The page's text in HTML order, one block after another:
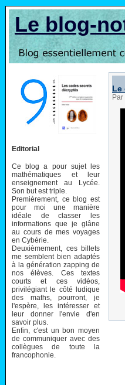
Le blog-
Editorial
Ce blog a pour sujet les
mathématiques et leur
enseignement au Lycée.
Son but est triple.
Premièrement, ce blog est
pour moi une manière
idéale de classer les
informations que je glâne
au cours de mes voyages
en Cybérie.
Deuxièmement, ces billets
me semblent bien adaptés
à la génération zapping de
nos élèves. Ces textes
courts et ces vidéos,
privilégiant le côté ludique
des maths, pourront, je
l'espère, les intéresser et
leur donner l'envie d'en
savoir plus.
Enfin, c'est un bon moyen
de communiquer avec des
collègues de toute la
francophonie.
Le